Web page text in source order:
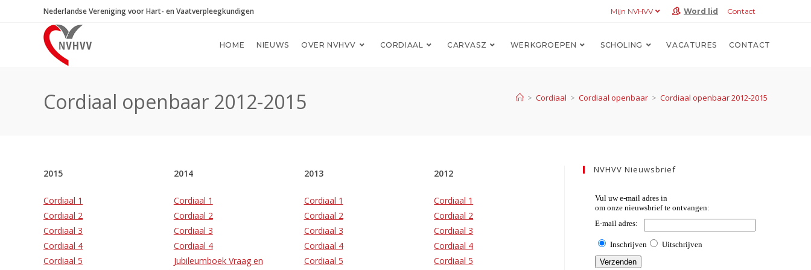
Nederlandse Vereniging voor Hart- en Vaatverpleegkundigen Mijn NVHVV Word lid Contact
HOME NIEUWS OVER NVHVV CORDIAAL CARVASZ WERKGROEPEN SCHOLING VACATURES CONTACT
Cordiaal openbaar 2012-2015 > Cordiaal > Cordiaal openbaar > Cordiaal openbaar 2012-2015
2015
Cordiaal 1
Cordiaal 2
Cordiaal 3
Cordiaal 4
Cordiaal 5
2014
Cordiaal 1
Cordiaal 2
Cordiaal 3
Cordiaal 4
Jubileumboek Vraag en
2013
Cordiaal 1
Cordiaal 2
Cordiaal 3
Cordiaal 4
Cordiaal 5
2012
Cordiaal 1
Cordiaal 2
Cordiaal 3
Cordiaal 4
Cordiaal 5
NVHVV Nieuwsbrief